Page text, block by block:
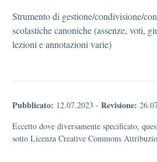
Strumento di gestione/condivisione/
scolastiche canoniche (assenze, voti,
lezioni e annotazioni varie)
Pubblicato: 12.07.2023 - Revisione:
Eccetto dove diversamente specificato,
sotto Licenza Creative Commons